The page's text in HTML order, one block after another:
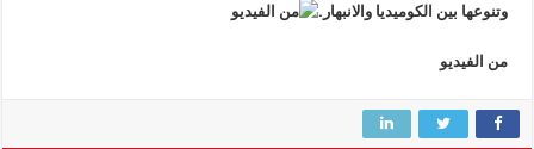
وتنوعها بين الكوميديا والانبهار.
من الفيديو